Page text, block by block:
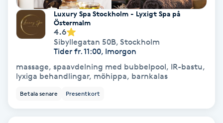
Hollywood Peel
Hot Stone Massage
Hot yoga
Luxury Spa Stockholm - Lyxigt Spa på
Östermalm
4.6
Sibyllegatan 50B, Stockholm
Tider fr. 11:00, Imorgon
massage, spaavdelning med bubbelpool, IR-bastu,
lyxiga behandlingar, möhippa, barnkalas
Betala senare Presentkort